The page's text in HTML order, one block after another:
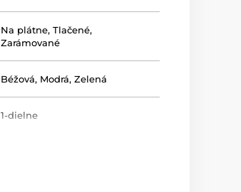
Na plátne,Tlačené,
Zarámované
Béžová, Modrá,Zelená
1-dielne